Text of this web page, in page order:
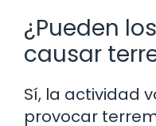
¿Pueden
causar
Sí, la actividad
provocar